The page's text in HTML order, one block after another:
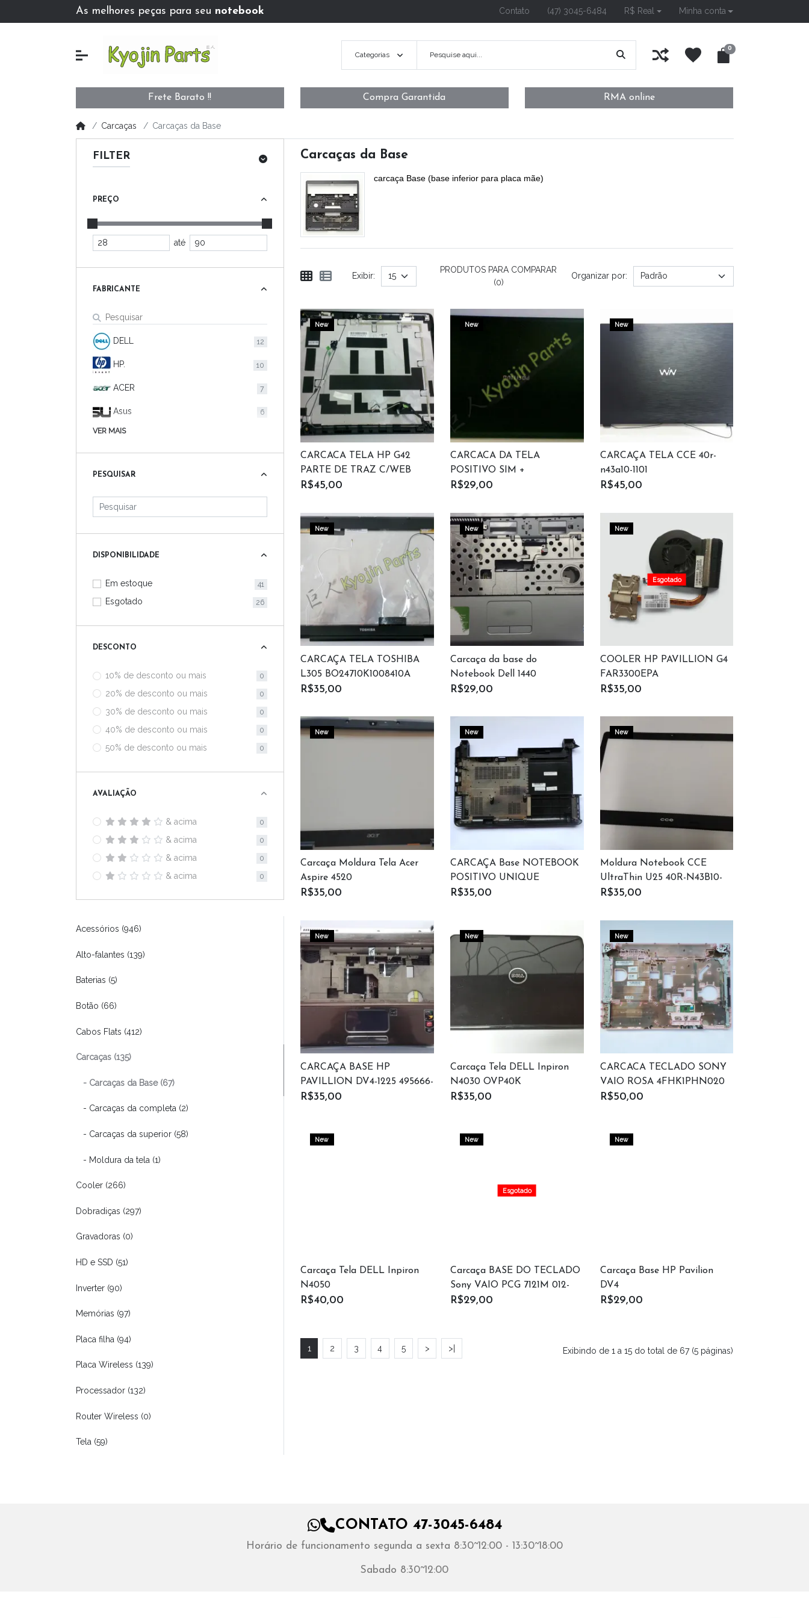
As melhores peças para seu notebook Contato (47) 3045-6484 R$ Real Minha conta
Categorias
0
Frete Barato !! Compra Garantida RMA online
Carcaças Carcaças da Base
FILTER
PREÇO
até
FABRICANTE
DELL 12
HP. 10
ACER 7
Asus 6
Samsung
Philco
TOSHIBA 3
Itautec 1
1
VER MAIS
PESQUISAR
DISPONIBILIDADE
Em estoque 41
Esgotado 26
DESCONTO
10% de desconto ou mais 0
20% de desconto ou mais 0
30% de desconto ou mais 0
40% de desconto ou mais 0
50% de desconto ou mais 0
AVALIAÇÃO
& acima 0
& acima 0
& acima 0
& acima 0
Acessórios (946)
Alto-falantes (139)
Baterias (5)
Botão (66)
Cabos Flats (412)
Carcaças (135)
- Carcaças da Base (67)
- Carcaças da completa (2)
- Carcaças da superior (58)
- Moldura da tela (1)
Cooler (266)
Dobradiças (297)
Gravadoras (0)
HD e SSD (51)
Inverter (90)
Memórias (97)
Placa filha (94)
Placa Wireless (139)
Processador (132)
Router Wireless (0)
Tela (59)
Carcaças da Base
carcaça Base (base inferior para placa mãe)
Exibir:
PRODUTOS PARA COMPARAR
(0)
Organizar por:
New
CARCACA TELA HP G42
PARTE DE TRAZ C/WEB
CAM
R$45,00
New
CARCACA DA TELA
POSITIVO SIM +
R$29,00
New
CARCAÇA TELA CCE 40r-
n43a10-1101
R$45,00
New
CARCAÇA TELA TOSHIBA
L305 BO24710K1008410A
R$35,00
New
Carcaça da base do
Notebook Dell 1440
60.4bx10.002
R$29,00
New
Esgotado
COOLER HP PAVILLION G4
FAR3300EPA
R$35,00
New
Carcaça Moldura Tela Acer
Aspire 4520
R$35,00
New
CARCAÇA Base NOTEBOOK
POSITIVO UNIQUE
R$35,00
New
Moldura Notebook CCE
UltraThin U25 40R-N43B10-
1101-B
R$35,00
New
CARCAÇA BASE HP
PAVILLION DV4-1225 495666-
001
R$35,00
New
Carcaça Tela DELL Inpiron
N4030 OVP40K
R$35,00
New
CARCACA TECLADO SONY
VAIO ROSA 4FHK1PHN020
R$50,00
New
Carcaça Tela DELL Inpiron
N4050
R$40,00
New
Esgotado
Carcaça BASE DO TECLADO
Sony VAIO PCG 7121M 012-
501A-3016A
R$29,00
New
Carcaça Base HP Pavilion
DV4
R$29,00
1 2 3 4 5 > >| Exibindo de 1 a 15 do total de 67 (5 páginas)
CONTATO 47-3045-6484
Horário de funcionamento segunda a sexta 8:30~12:00 - 13:30~18:00
Sabado 8:30~12:00